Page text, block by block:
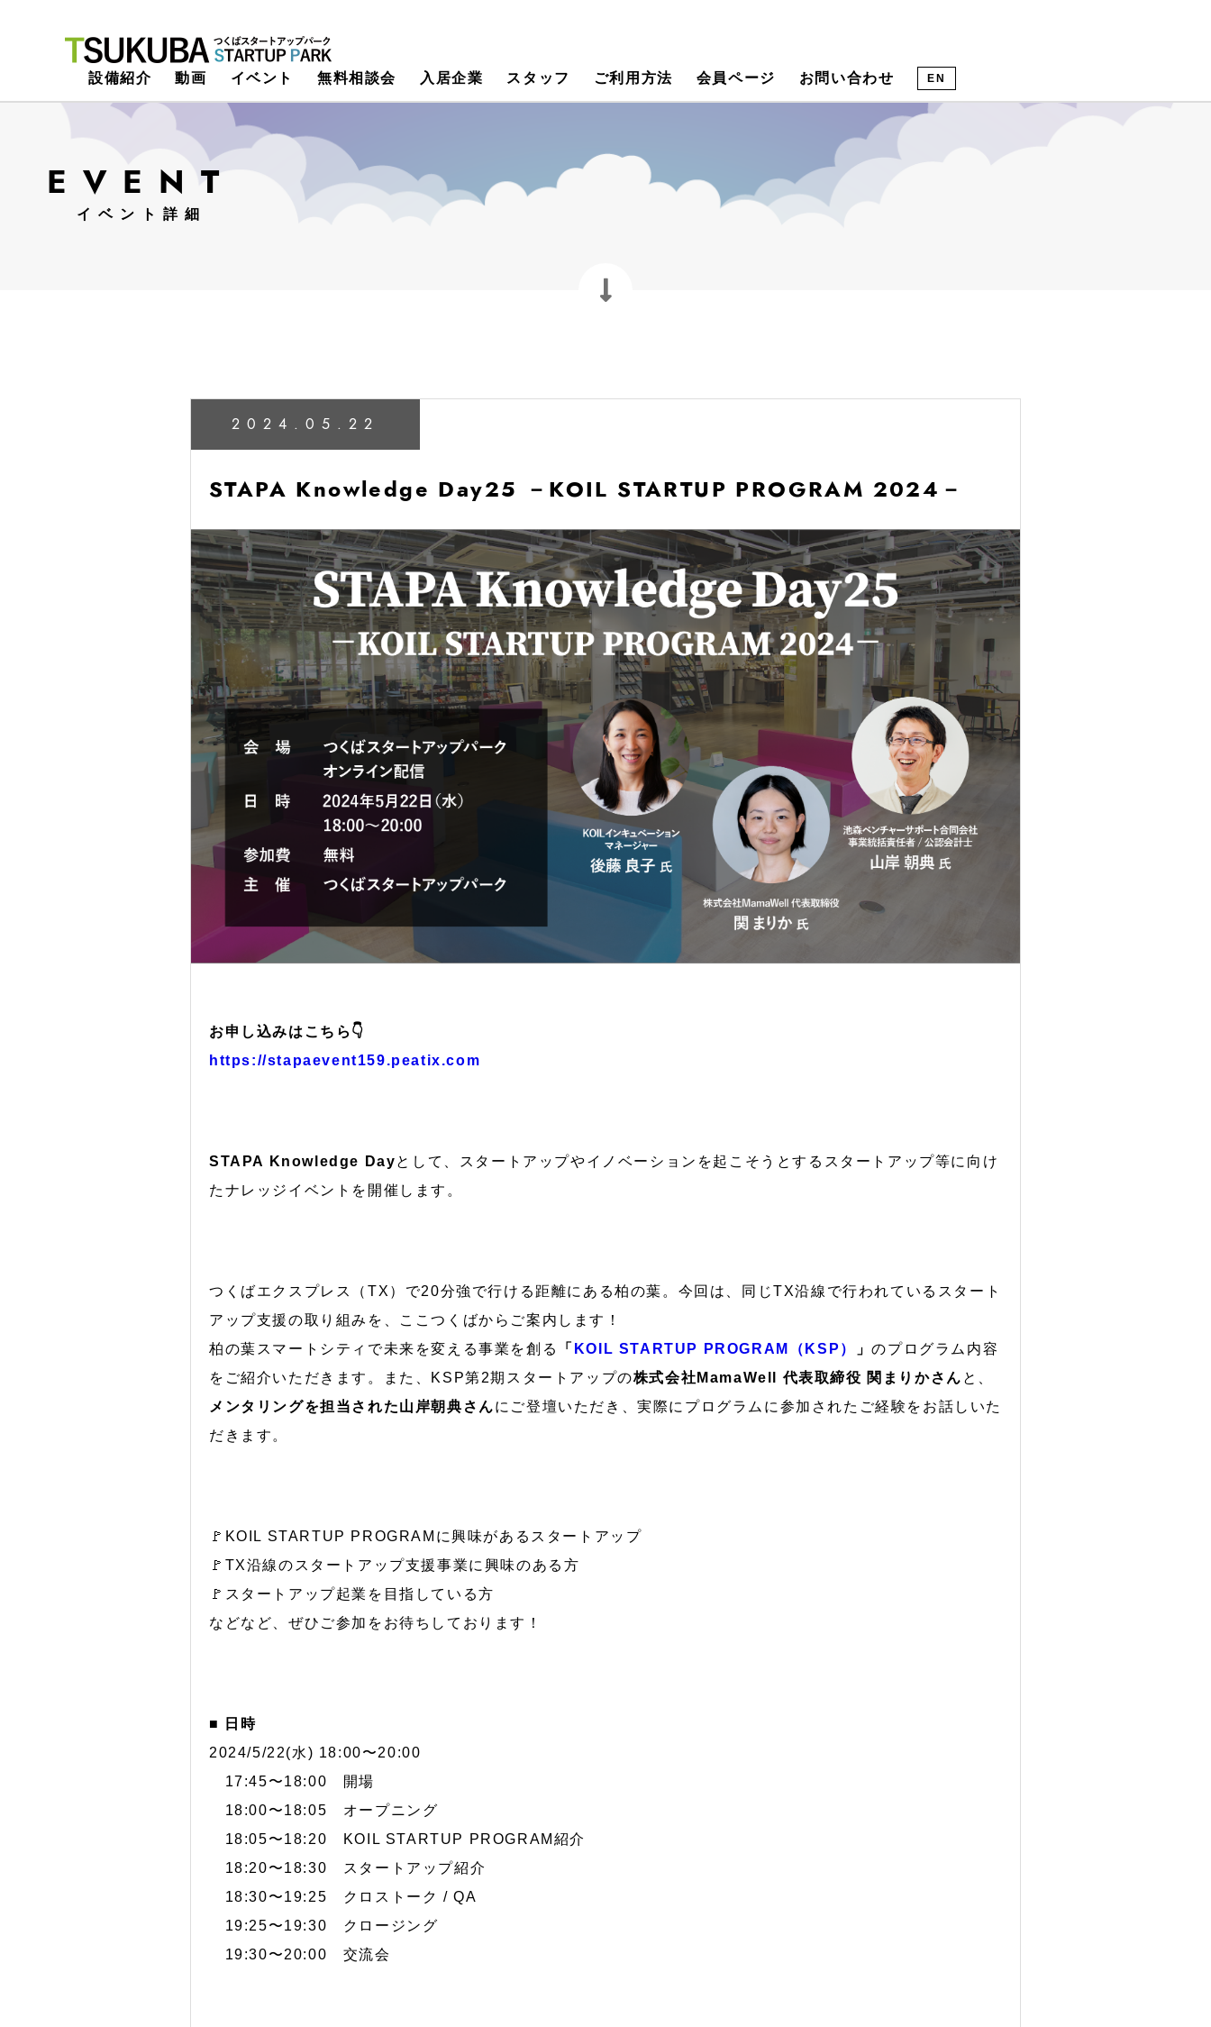
つくばスタートアップパーク
設備紹介 動画 イベント 無料相談会 入居企業 スタッフ ご利用方法 会員ページ お問い合わせ EN
EVENT
イベント詳細
2024.05.22
STAPA Knowledge Day25 －KOIL STARTUP PROGRAM 2024－
お申し込みはこちら👇
https://stapaevent159.peatix.com
STAPA Knowledge Dayとして、スタートアップやイノベーションを起こそうとするスタートアップ等に向け
たナレッジイベントを開催します。
つくばエクスプレス（TX）で20分強で行ける距離にある柏の葉。今回は、同じTX沿線で行われているスタート
アップ支援の取り組みを、ここつくばからご案内します！
柏の葉スマートシティで未来を変える事業を創る
「 KOIL STARTUP PROGRAM（KSP） 」のプログラム内容
をご紹介いただきます。また、KSP第2期スタートアップの株式会社MamaWell 代表取締役 関まりかさん と、
メンタリングを担当された山岸朝典さんにご登壇いただき、実際にプログラムに参加されたご経験をお話しいた
だきます。
🚩KOIL STARTUP PROGRAMに興味があるスタートアップ
🚩TX沿線のスタートアップ支援事業に興味のある方
🚩スタートアップ起業を目指している方
などなど、ぜひご参加をお待ちしております！
■ 日時
2024/5/22(水) 18:00〜20:00
17:45〜18:00 開場
18:00〜18:05 オープニング
18:05〜18:20 KOIL STARTUP PROGRAM紹介
18:20〜18:30 スタートアップ紹介
18:30〜19:25 クロストーク / QA
19:25〜19:30 クロージング
19:30〜20:00 交流会